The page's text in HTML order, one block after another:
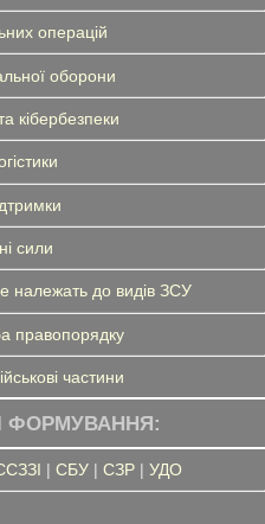
операцій
оборони
кібербезпеки
сили
належать до видів ЗСУ
правопорядку
частини
ФОРМУВАННЯ:
| СБУ| СЗР| УДО